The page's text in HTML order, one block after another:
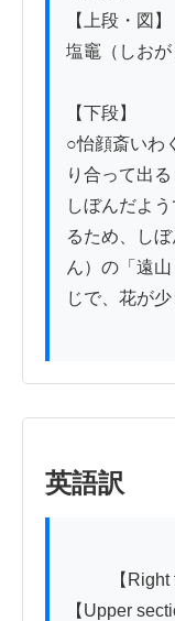
【上段・図】
塩竈（しおが
【下段】
○怡顔斎いわ
り合って出
しぼんだよ
るため、し
ん）の「遠
じで、花が少
英語訳
【Upper